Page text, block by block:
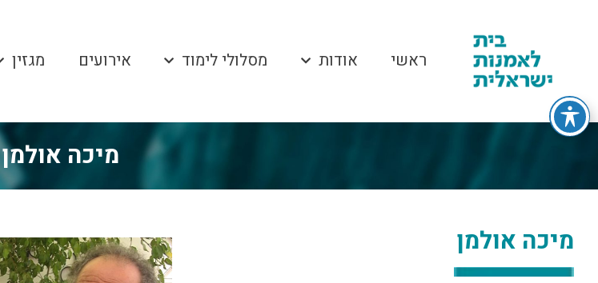
ראשי אודות מסלולי לימוד אירועים מגזין
מיכה אולמן
מיכה אולמן